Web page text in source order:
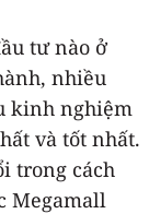
tư nào ở
nhiều
kinh nghiệm
và tốt nhất.
trong cách
Megamall